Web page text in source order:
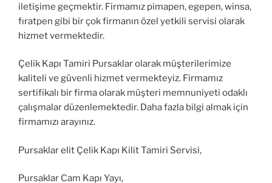
iletişime geçmektir. Firmamız pimapen, egepen, winsa,
fıratpen gibi bir çok firmanın özel yetkili servisi olarak
hizmet vermektedir.
Çelik Kapı Tamiri Pursaklar olarak müşterilerimize
kaliteli ve güvenli hizmet vermekteyiz. Firmamız
sertifikalı bir firma olarak müşteri memnuniyeti odaklı
çalışmalar düzenlemektedir. Daha fazla bilgi almak için
firmamızı arayınız.
Pursaklar elit Çelik Kapı Kilit Tamiri Servisi,
Pursaklar Cam Kapı Yayı,